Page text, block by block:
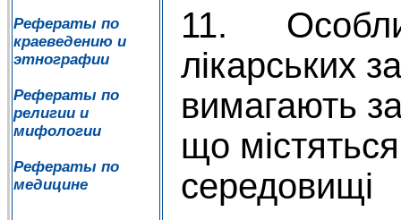
Рефераты по
краеведению и
этнографии
Рефераты по
религии и
мифологии
Рефераты по
медицине
11.
лікарських
вимагають
що
середовищі